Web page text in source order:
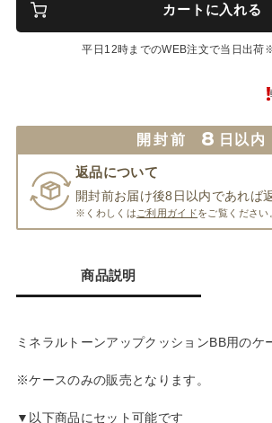
カートに入れる
平日12時までのWEB注文で当日出荷
開封前 8 日以内
返品について
開封前お届け後8日以内であれば
※くわしくは ご利用ガイドをご覧ください
商品説明
ミネラルトーンアップクッションBB用のケ
※ケースのみの販売となります。
▼以下商品にセット可能です